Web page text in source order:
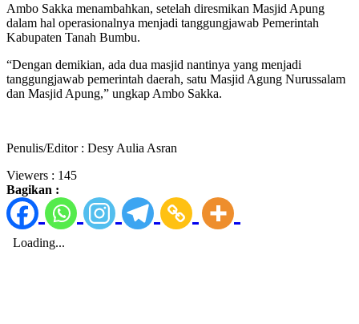
Ambo Sakka menambahkan, setelah diresmikan Masjid Apung
dalam hal operasionalnya menjadi tanggungjawab Pemerintah
Kabupaten Tanah Bumbu.
“Dengan demikian, ada dua masjid nantinya yang menjadi
tanggungjawab pemerintah daerah, satu Masjid Agung Nurussalam
dan Masjid Apung,” ungkap Ambo Sakka.
Penulis/Editor : Desy Aulia Asran
Viewers : 145
Bagikan :